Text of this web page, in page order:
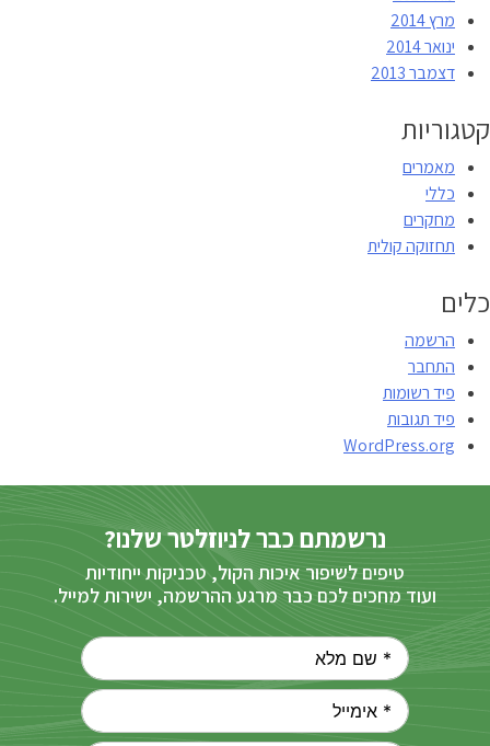
מרץ 2014
ינואר 2014
דצמבר 2013
קטגוריות
מאמרים
כללי
מחקרים
תחזוקה קולית
כלים
הרשמה
התחבר
פיד רשומות
פיד תגובות
WordPress.org
נרשמתם כבר לניוזלטר שלנו?
טיפים לשיפור איכות הקול, טכניקות ייחודיות
ועוד מחכים לכם כבר מרגע ההרשמה, ישירות למייל.